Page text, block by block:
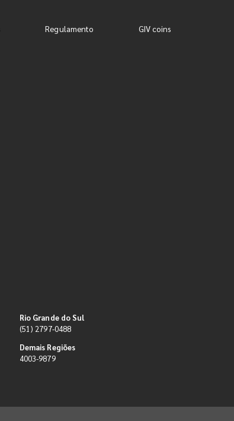
Regulamento
GIV coins
Rio Grande do Sul
(51) 2797-0488
Demais Regiões
4003-9879